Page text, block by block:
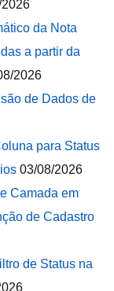
da Nota
a partir da
2026
de Dados de
para Status
03/08/2026
Camada em
de Cadastro
de Status na